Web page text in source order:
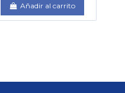
Añadir al carrito